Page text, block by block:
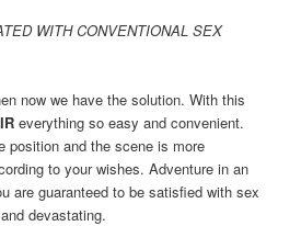
WITH CONVENTIONAL SEX
now we have the solution.With this
everything so easy and convenient.
position and the scene is more
to your wishes.Adventure in an
are guaranteed to be satisfied with sex
and devastating.